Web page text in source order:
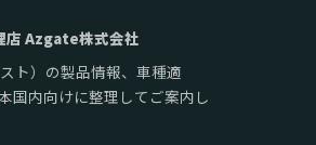
Azgate株式会社
ト）の製品情報、車種適
国内向けに整理してご案内し